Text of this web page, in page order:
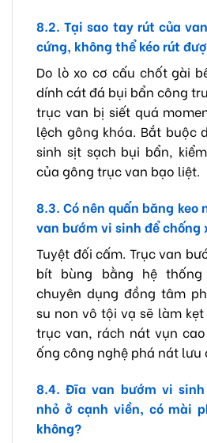
8.2. Tại sao tay rút của
cứng, không thể kéo rút
Do lò xo cơ cấu chốt gài
dính cát đá bụi bẩn công
trục van bị siết quá
lệch gông khóa. Bắt buộc
sinh sịt sạch bụi bẩn,
của gông trục van bạo liệt.
8.3. Có nên quấn băng keo
van bướm vi sinh để chống
Tuyệt đối cấm. Trục van
bít bùng bằng hệ
chuyên dụng đồng tâm
su non vô tội vạ sẽ làm
trục van, rách nát vụn
ống công nghệ phá nát lưu
8.4. Đĩa van bướm vi
nhỏ ở cạnh viền, có mài
không?